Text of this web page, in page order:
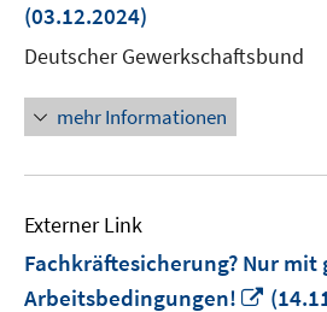
(03.12.2024)
Deutscher Gewerkschaftsbund
mehr Informationen
Externer Link
Fachkräftesicherung? Nur mit
Arbeitsbedingungen!
In